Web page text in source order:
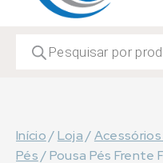
search
Início/Loja /
Pés /Pousa Pés Frente